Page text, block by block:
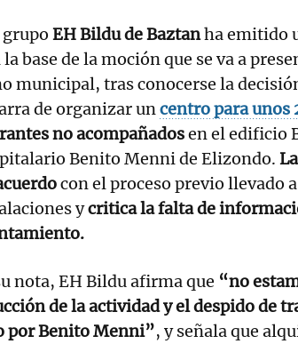
EH Bildu de Baztanha emitido
la base de la moción que se va a
municipal, tras conocerse la
de organizar uncentro para unos
no acompañadosen el edificio
Benito Menni de Elizondo.
con el proceso previo llevado
ycritica la falta de
nota, EH Bildu afirma que “no
de la actividad y el despido de
por Benito Menni”, y señala que